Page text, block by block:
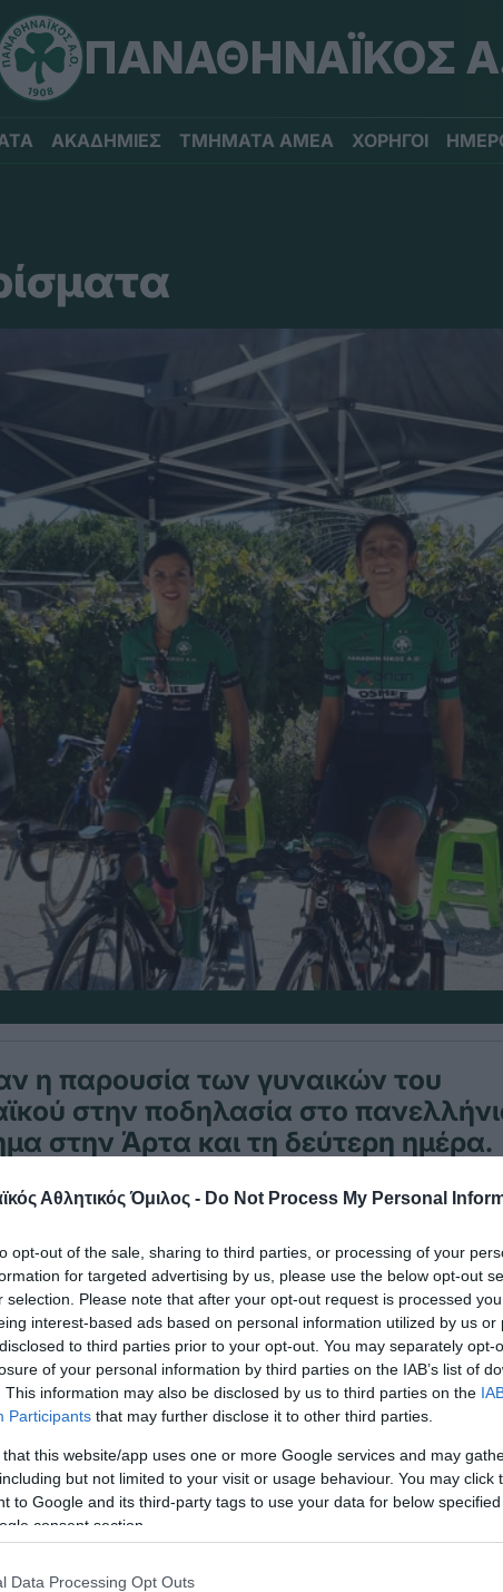
Αθλητικός Όμιλος - Do Not Process My Personal
opt-out of the sale, sharing to third parties, or processing of your
for targeted advertising by us, please use the below opt-out
selection. Please note that after your opt-out request is processed
interest-based ads based on personal information utilized by us or
to third parties prior to your opt-out. You may separately opt-
of your personal information by third parties on the IAB’s list of
This information may also be disclosed by us to third parties on the
Participants that may further disclose it to other third parties.
that this website/app uses one or more Google services and may
but not limited to your visit or usage behaviour. You may click
to Google and its third-party tags to use your data for below
consent section.
Data Processing Opt Outs
ΠΑΝΑΘΗΝΑΪΚΟΣ
ΑΚΑΔΗΜΙΕΣ ΤΜΗΜΑΤΑ ΑΜΕΑ ΧΟΡΗΓΟΙ
η παρουσία των γυναικών του
στην ποδηλασία στο
στην Άρτα και τη δεύτερη ημέρα.
10ηθέση.